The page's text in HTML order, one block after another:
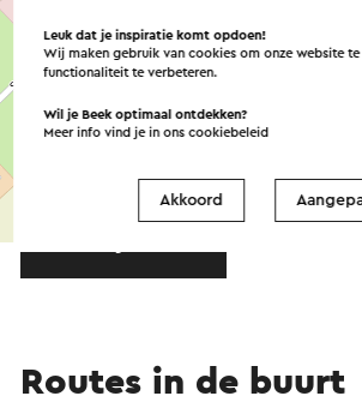
Routes in de buurt
Leuk dat je inspiratie komt opdoen!
Wij maken gebruik van cookies om onze website te
functionaliteit te verbeteren.
Wil je Beek optimaal ontdekken?
Meer info vind je in onscookiebeleid
Akkoord